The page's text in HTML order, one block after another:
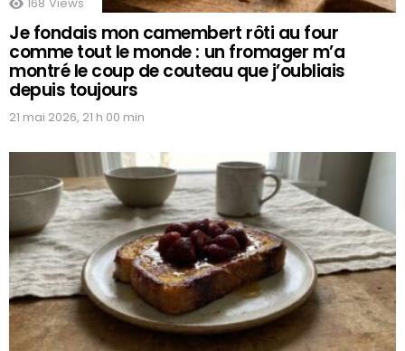
Je fondais mon camembert rôti au four
comme tout le monde : un fromager m’a
montré le coup de couteau que j’oubliais
depuis toujours
21 mai 2026, 21 h 00 min